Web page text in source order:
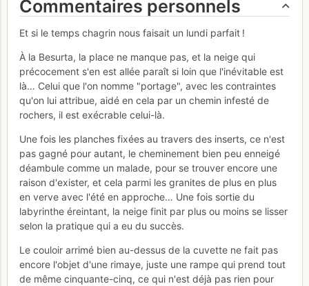
Commentaires personnels
Et si le temps chagrin nous faisait un lundi parfait !
À la Besurta, la place ne manque pas, et la neige qui
précocement s'en est allée paraît si loin que l'inévitable est
là… Celui que l'on nomme "portage", avec les contraintes
qu'on lui attribue, aidé en cela par un chemin infesté de
rochers, il est exécrable celui-là.
Une fois les planches fixées au travers des inserts, ce n'est
pas gagné pour autant, le cheminement bien peu enneigé
déambule comme un malade, pour se trouver encore une
raison d'exister, et cela parmi les granites de plus en plus
en verve avec l'été en approche… Une fois sortie du
labyrinthe éreintant, la neige finit par plus ou moins se lisser
selon la pratique qui a eu du succès.
Le couloir arrimé bien au-dessus de la cuvette ne fait pas
encore l'objet d'une rimaye, juste une rampe qui prend tout
de même cinquante-cinq, ce qui n'est déjà pas rien pour